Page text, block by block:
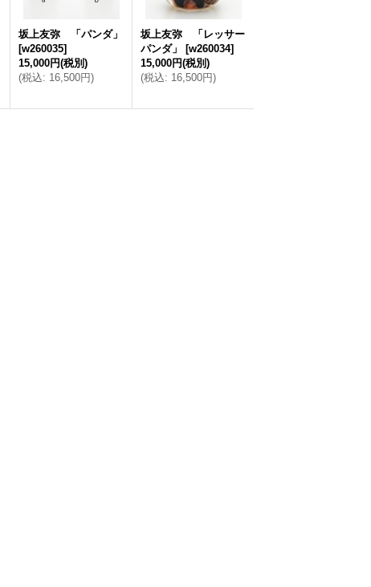
坂上友弥 「パンダ」
[w260035]
15,000円(税別)
(税込: 16,500円)
坂上友弥 「レッサー
パンダ」
[w260034]
15,000円(税別)
(税込: 16,500円)